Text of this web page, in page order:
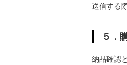
送信する
５．
納品確認